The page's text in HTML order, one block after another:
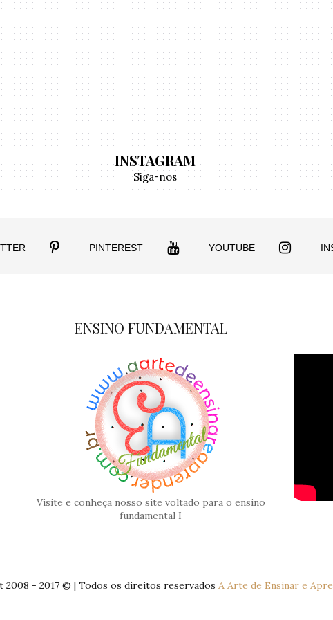
INSTAGRAM
Siga-nos
PINTEREST YOUTUBE
ENSINO FUNDAMENTAL
Visite e conheça nosso site voltado para o ensino
fundamental I
2008 - 2017 © | Todos os direitos reservados A Arte de Ensinar e